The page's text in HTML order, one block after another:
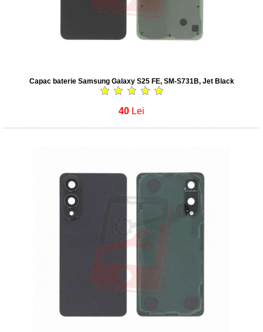
Capac baterie Samsung Galaxy S25 FE, SM-S731B, Jet Black
40 Lei